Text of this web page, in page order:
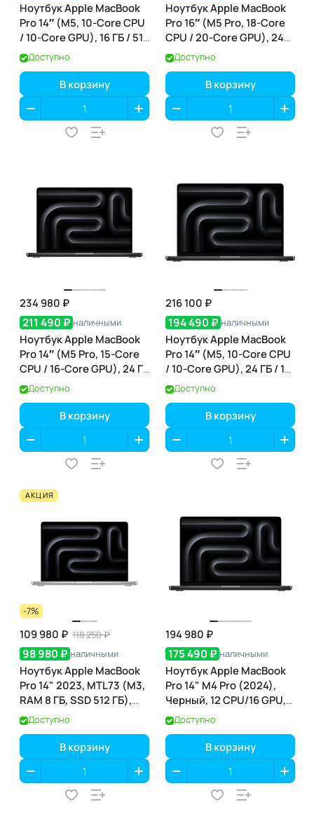
Ноутбук Apple MacBook
Pro 14″ (M5, 10-Core CPU
/ 10-Core GPU), 16 ГБ / 512
ГБ, Silver (серебристый)
(MDE44)
Доступно
В корзину
Ноутбук Apple MacBook
Pro 16″ (M5 Pro, 18-Core
CPU / 20-Core GPU), 24
ГБ / 1 ТБ, Space Black
(чёрный космос)
(MGEA4)
Доступно
В корзину
234 980 ₽
211 490 ₽ наличными
Ноутбук Apple MacBook
Pro 14″ (M5 Pro, 15-Core
CPU / 16-Core GPU), 24 ГБ
/ 1 ТБ, Space Black
(чёрный космос)
(MGDR4)
Доступно
В корзину
216 100 ₽
194 490 ₽ наличными
Ноутбук Apple MacBook
Pro 14″ (M5, 10-Core CPU
/ 10-Core GPU), 24 ГБ / 1
ТБ, Space Black (чёрный
космос) (MDE34)
Доступно
В корзину
АКЦИЯ
-7%
109 980 ₽ 118 250 ₽
98 980 ₽ наличными
Ноутбук Apple MacBook
Pro 14" 2023, MTL73 (M3,
RAM 8 ГБ, SSD 512 ГБ),
Space Gray
Доступно
В корзину
194 980 ₽
175 490 ₽ наличными
Ноутбук Apple MacBook
Pro 14" M4 Pro (2024),
Черный, 12 CPU/16 GPU,
24 RAM 512 ГБ SSD,
(MX2H3)
Доступно
В корзину